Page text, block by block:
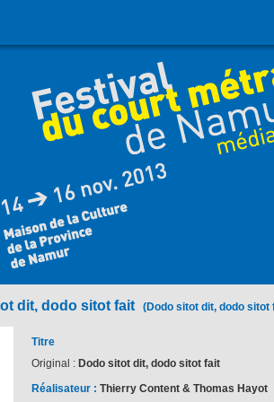
dit, dodo sitot fait (Dodo sitot dit, dodo sitot
Titre
Original : Dodo sitot dit, dodo sitot fait
Réalisateur : Thierry Content & Thomas Hayot